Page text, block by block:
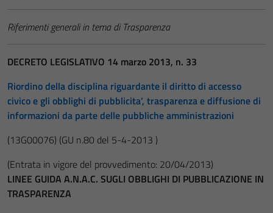
Riferimenti generali in tema di Trasparenza
DECRETO LEGISLATIVO 14 marzo 2013, n. 33
Riordino della disciplina riguardante il diritto di accesso
civico e gli obblighi di pubblicita’, trasparenza e diffusione di
informazioni da parte delle pubbliche amministrazioni
(13G00076) (GU n.80 del 5-4-2013 )
(Entrata in vigore del provvedimento: 20/04/2013)
LINEE GUIDA A.N.A.C. SUGLI OBBLIGHI DI PUBBLICAZIONE IN
TRASPARENZA